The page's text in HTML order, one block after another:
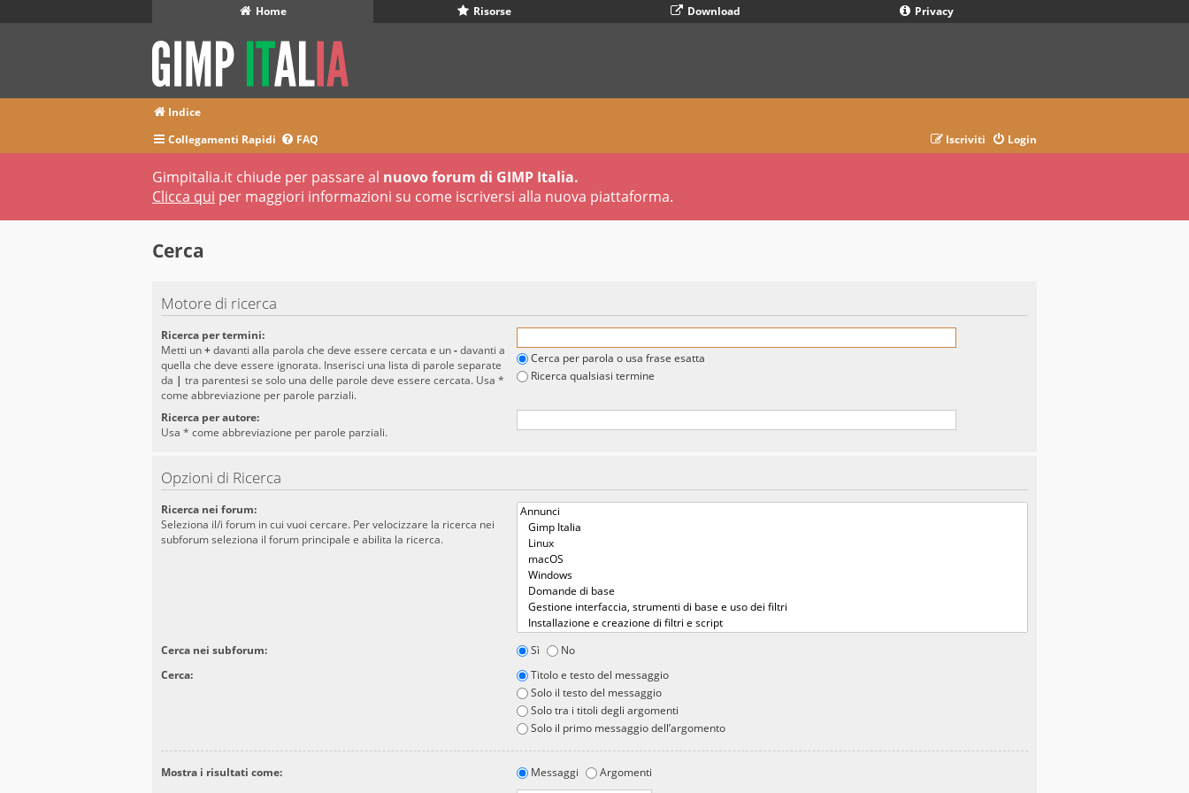
Home Risorse Download Privacy
Indice
Collegamenti Rapidi
FAQ Login
Iscriviti
Gimpitalia.it chiude per passare al nuovo forum di GIMP Italia.
Clicca qui per maggiori informazioni su come iscriversi alla nuova piattaforma.
Cerca
Motore di ricerca
Ricerca per termini:
Metti un+davanti alla parola che deve essere cercata e un-davanti a
quella che deve essere ignorata. Inserisci una lista di parole separate
da | tra parentesi se solo una delle parole deve essere cercata. Usa *
come abbreviazione per parole parziali.
Cerca per parola o usa frase esatta
Ricerca qualsiasi termine
Ricerca per autore:
Usa * come abbreviazione per parole parziali.
Opzioni di Ricerca
Ricerca nei forum:
Seleziona il/i forum in cui vuoi cercare. Per velocizzare la ricerca nei
subforum seleziona il forum principale e abilita la ricerca.
Cerca nei subforum: Sì
No
Cerca:
Titolo e testo del messaggio
Solo il testo del messaggio
Solo tra i titoli degli argomenti
Solo il primo messaggio dell’argomento
Mostra i risultati come: Messaggi
Argomenti